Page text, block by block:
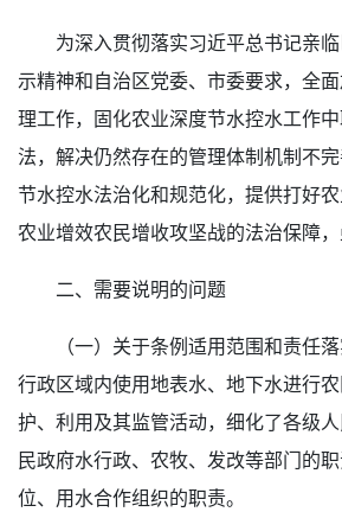
为深入贯彻落实习近平总书记亲
示精神和自治区党委、市委要求，全
理工作，固化农业深度节水控水工作
法，解决仍然存在的管理体制机制不
节水控水法治化和规范化，提供打好
农业增效农民增收攻坚战的法治保障，
二、需要说明的问题
（一）关于条例适用范围和责任
行政区域内使用地表水、地下水进行
护、利用及其监管活动，细化了各级
民政府水行政、农牧、发改等部门的
位、用水合作组织的职责。